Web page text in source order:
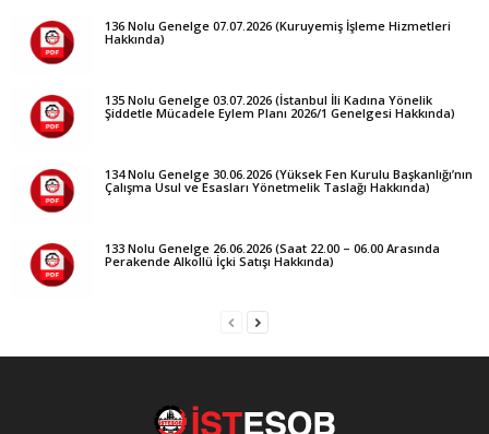
136 Nolu Genelge 07.07.2026 (Kuruyemiş İşleme Hizmetleri
Hakkında)
135 Nolu Genelge 03.07.2026 (İstanbul İli Kadına Yönelik
Şiddetle Mücadele Eylem Planı 2026/1 Genelgesi Hakkında)
134 Nolu Genelge 30.06.2026 (Yüksek Fen Kurulu Başkanlığı’nın
Çalışma Usul ve Esasları Yönetmelik Taslağı Hakkında)
133 Nolu Genelge 26.06.2026 (Saat 22.00 – 06.00 Arasında
Perakende Alkollü İçki Satışı Hakkında)